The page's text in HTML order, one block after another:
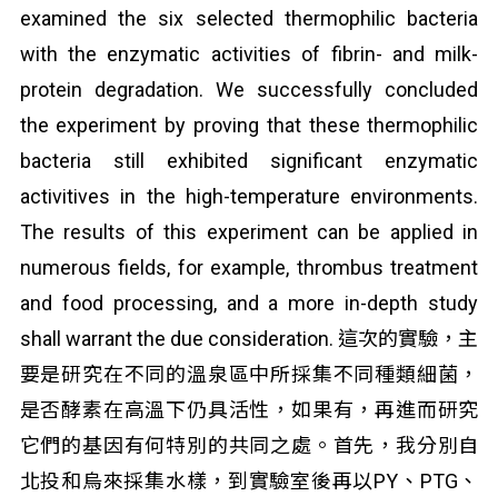
examined the six selected thermophilic bacteria
with the enzymatic activities of fibrin- and milk-
protein degradation. We successfully concluded
the experiment by proving that these thermophilic
bacteria still exhibited significant enzymatic
activitives in the high-temperature environments.
The results of this experiment can be applied in
numerous fields, for example, thrombus treatment
and food processing, and a more in-depth study
shall warrant the due consideration. 這次的實驗，主
要是研究在不同的溫泉區中所採集不同種類細菌，
是否酵素在高溫下仍具活性，如果有，再進而研究
它們的基因有何特別的共同之處。首先，我分別自
北投和烏來採集水樣，到實驗室後再以PY、PTG、